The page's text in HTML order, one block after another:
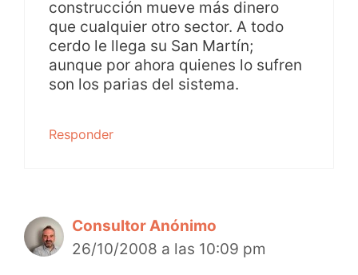
construcción mueve más dinero
que cualquier otro sector. A todo
cerdo le llega su San Martín;
aunque por ahora quienes lo sufren
son los parias del sistema.
Responder
Consultor Anónimo
26/10/2008 a las 10:09 pm